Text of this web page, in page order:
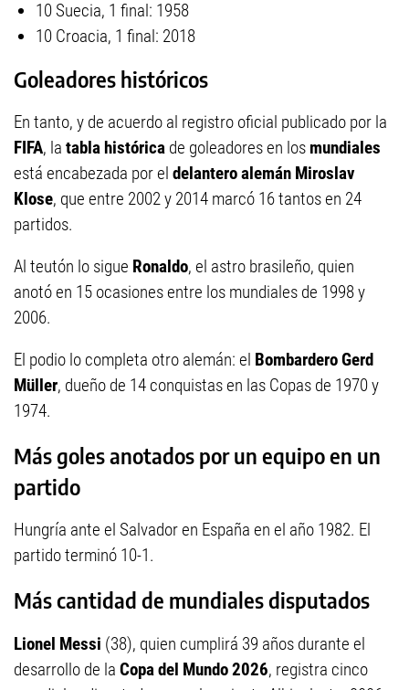
10 Suecia, 1 final: 1958
10 Croacia, 1 final: 2018
Goleadores históricos
En tanto, y de acuerdo al registro oficial publicado por la
FIFA, la tabla histórica de goleadores en los mundiales
está encabezada por el delantero alemán Miroslav
Klose, que entre 2002 y 2014 marcó 16 tantos en 24
partidos.
Al teutón lo sigue Ronaldo, el astro brasileño, quien
anotó en 15 ocasiones entre los mundiales de 1998 y
2006.
El podio lo completa otro alemán: el Bombardero Gerd
Müller, dueño de 14 conquistas en las Copas de 1970 y
1974.
Más goles anotados por un equipo en un
partido
Hungría ante el Salvador en España en el año 1982. El
partido terminó 10-1.
Más cantidad de mundiales disputados
Lionel Messi (38), quien cumplirá 39 años durante el
desarrollo de la Copa del Mundo 2026, registra cinco